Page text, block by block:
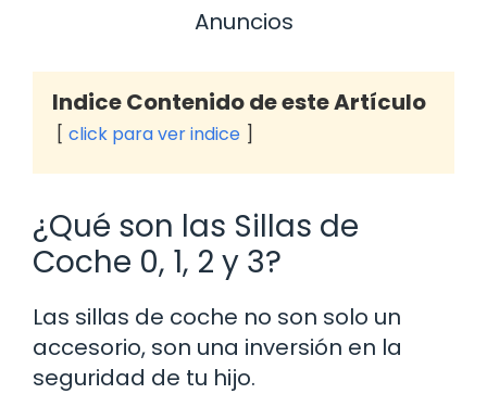
Anuncios
Indice Contenido de este Artículo
click para ver indice
¿Qué son las Sillas de
Coche 0, 1, 2 y 3?
Las sillas de coche no son solo un
accesorio, son una inversión en la
seguridad de tu hijo.